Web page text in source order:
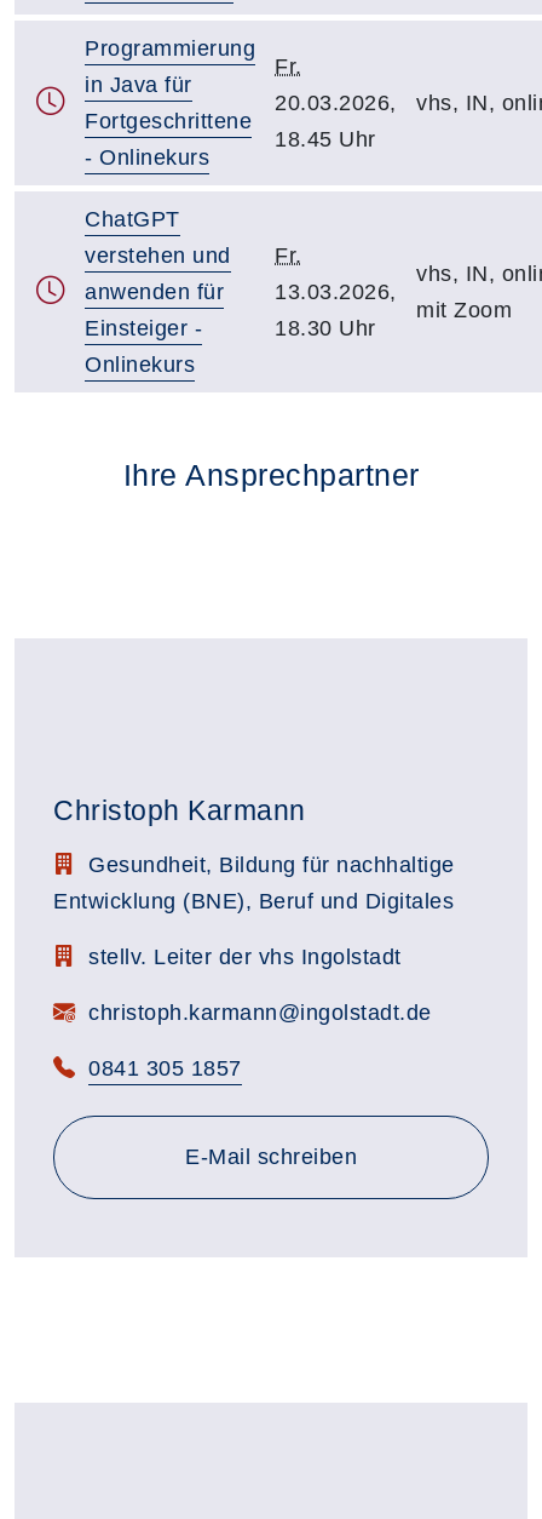
Programmierung
in Java für
Fortgeschrittene
- Onlinekurs
Fr.
20.03.2026,
18.45 Uhr
vhs, IN,
ChatGPT
verstehen und
anwenden für
Einsteiger -
Onlinekurs
Fr.
13.03.2026,
18.30 Uhr
vhs, IN,
mit Zoom
Ihre Ansprechpartner
Christoph Karmann
Stellenbezeichnung:
Gesundheit, Bildung für nachhaltige
Entwicklung (BNE), Beruf und Digitales
Zimmerbezeichnung:
stellv. Leiter der vhs Ingolstadt
E-Mail:christoph.karmann@ingolstadt.de
Telefon:
0841 305 1857
E-Mail schreiben